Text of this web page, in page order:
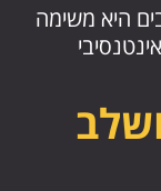
היא משימה